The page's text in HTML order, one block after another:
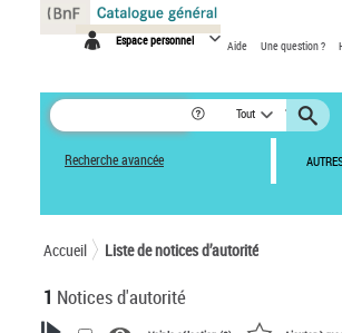
Espace personnel Aide Une question ?
Tout
Recherche avancée
Accueil Liste de notices d’autorité
1 Notices d'autorité
Panneau de gestion des cookies